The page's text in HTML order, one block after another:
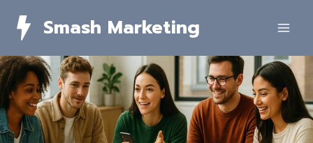
Smash Marketing